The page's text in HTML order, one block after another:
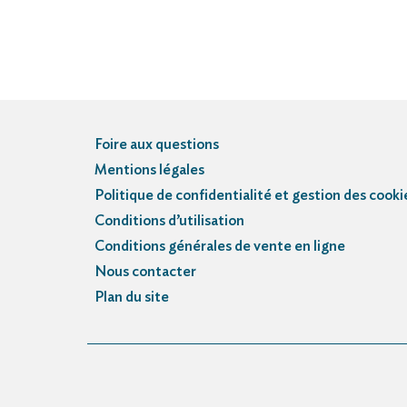
Foire aux questions
Mentions légales
Politique de confidentialité et gestion des
Conditions d’utilisation
Conditions générales de vente en ligne
Nous contacter
Plan du site